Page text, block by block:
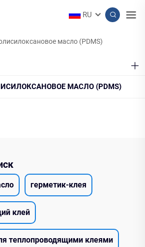
RU
масло (PDMS)
МАСЛО (PDMS)
герметик-клея
клей
теплопроводящими клеями